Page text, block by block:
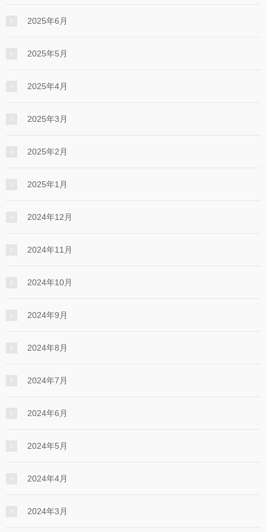
2025年6月
2025年5月
2025年4月
2025年3月
2025年2月
2025年1月
2024年12月
2024年11月
2024年10月
2024年9月
2024年8月
2024年7月
2024年6月
2024年5月
2024年4月
2024年3月